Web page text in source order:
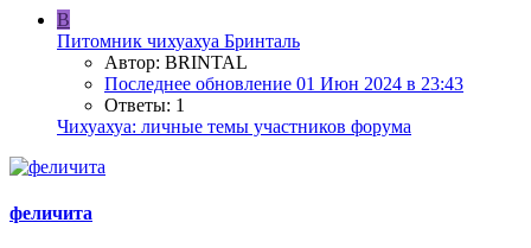
B
Питомник чихуахуа Бринталь
Автор: BRINTAL
Последнее обновление 01 Июн 2024 в 23:43
Ответы: 1
Чихуахуа: личные темы участников форума
феличита